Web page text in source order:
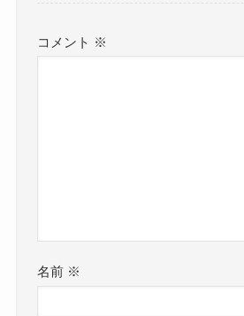
コメント ※
名前 ※